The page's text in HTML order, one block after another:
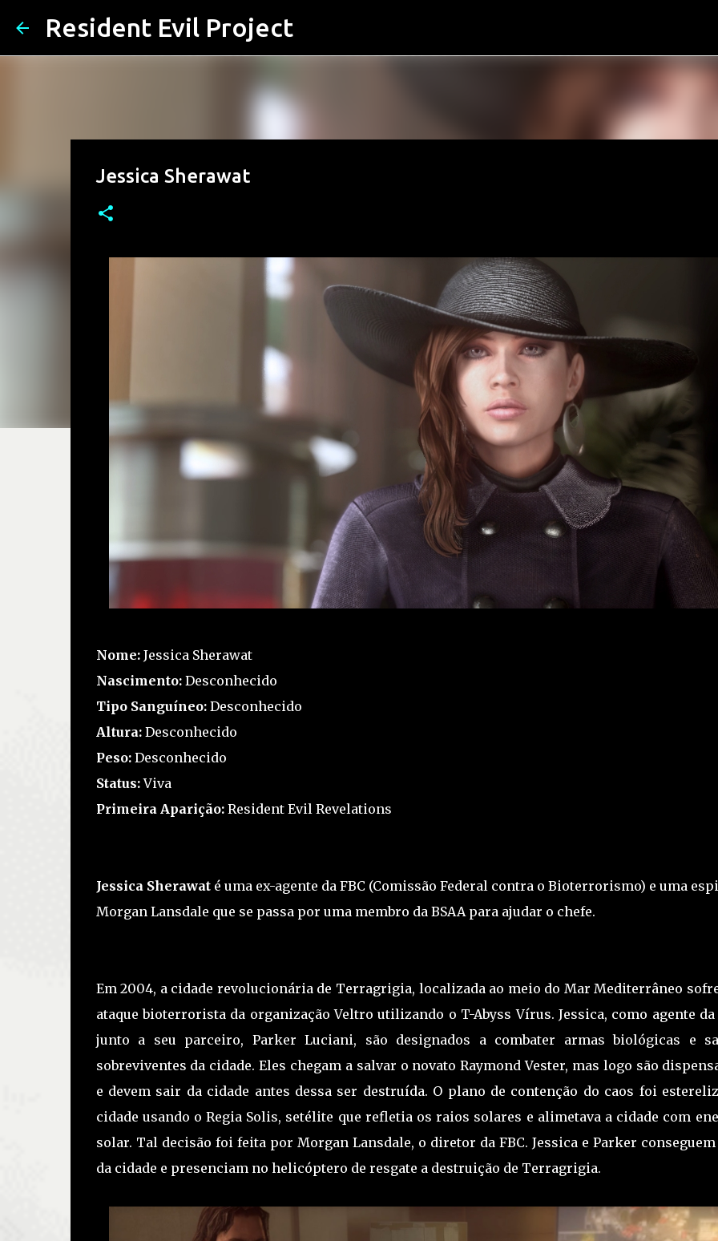
Resident Evil Project
Jessica Sherawat
Nome:Jessica Sherawat
Nascimento:Desconhecido
Tipo Sanguíneo:Desconhecido
Altura:Desconhecido
Peso:Desconhecido
Status:Viva
Primeira Aparição:Resident Evil Revelations
Jessica Sherawaté uma ex-agente da FBC (Comissão Federal contra o Bioterrorismo) e uma
Morgan Lansdale que se passa por uma membro da BSAA para ajudar o chefe.
Em 2004, a cidade revolucionária de Terragrigia, localizada ao meio do Mar Mediterrâneo
ataque bioterrorista da organização Veltro utilizando o T-Abyss Vírus. Jessica, como agente da
junto a seu parceiro, Parker Luciani, são designados a combater armas biológicas e
sobreviventes da cidade. Eles chegam a salvar o novato Raymond Vester, mas logo são
e devem sair da cidade antes dessa ser destruída. O plano de contenção do caos foi
cidade usando o Regia Solis, setélite que refletia os raios solares e alimetava a cidade com
solar. Tal decisão foi feita por Morgan Lansdale, o diretor da FBC. Jessica e Parker
da cidade e presenciam no helicóptero de resgate a destruição de Terragrigia.